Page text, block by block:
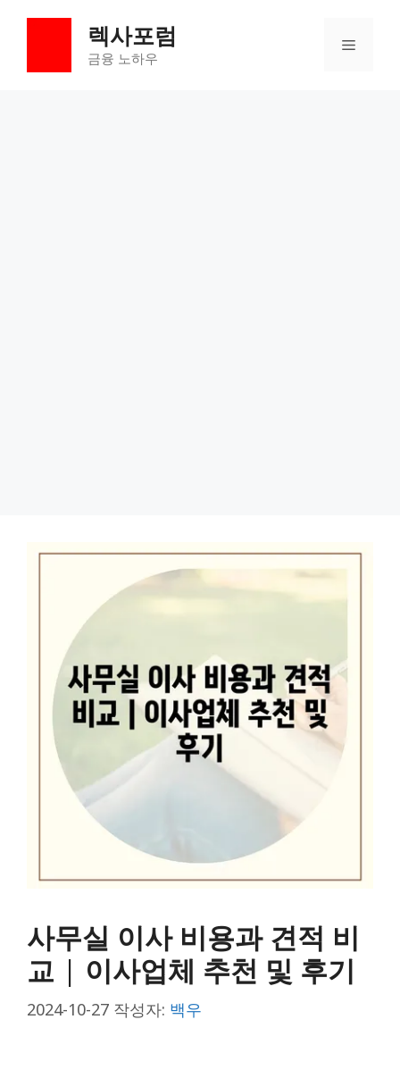
렉사포럼
금융 노하우
메
사무실 이사 비용과 견적 비
교 | 이사업체 추천 및 후기
2024-10-27 작성자: 백우